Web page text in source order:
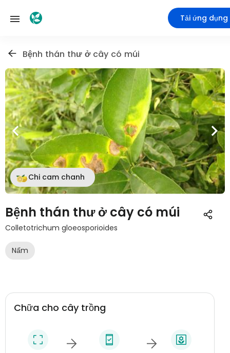
Tải ứng dụng
Bệnh thán thư ở cây có múi
Chi cam chanh
Bệnh thán thư ở cây có múi
Colletotrichum gloeosporioides
Nấm
Chữa cho cây trồng